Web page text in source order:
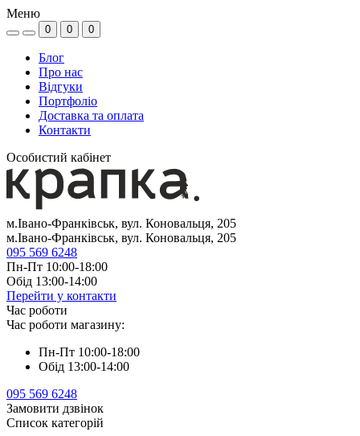
Меню
0 0 0
Блог
Про нас
Відгуки
Портфоліо
Доставка та оплата
Контакти
Особистий кабінет
м.Івано-Франківськ, вул. Коновальця, 205
м.Івано-Франківськ, вул. Коновальця, 205
095 569 6248
Пн-Пт 10:00-18:00
Обід 13:00-14:00
Перейти у контакти
Час роботи
Час роботи магазину:
Пн-Пт 10:00-18:00
Обід 13:00-14:00
095 569 6248
Замовити дзвінок
Список категорій